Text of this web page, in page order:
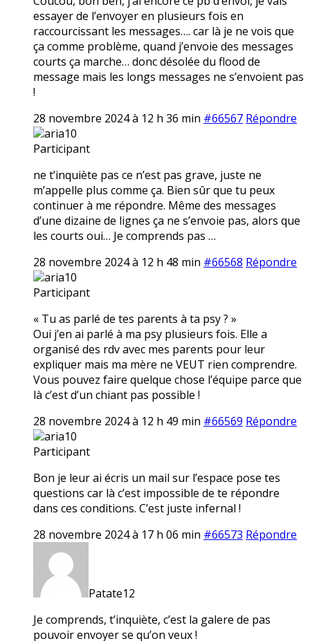
essayer de l’envoyer en plusieurs fois en
raccourcissant les messages…. car là je ne vois que
ça comme problème, quand j’envoie des messages
courts ça marche… donc désolée du flood de
message mais les longs messages ne s’envoient pas
!
28 novembre 2024 à 12 h 36 min #66567 Répondre
aria10
Participant
ne t’inquiète pas ce n’est pas grave, juste ne
m’appelle plus comme ça. Bien sûr que tu peux
continuer à me répondre. Même des messages
d’une dizaine de lignes ça ne s’envoie pas, alors que
les courts oui… Je comprends pas …
28 novembre 2024 à 12 h 48 min #66568 Répondre
aria10
Participant
« Tu as parlé de tes parents à ta psy ? »
Oui j’en ai parlé à ma psy plusieurs fois. Elle a
organisé des rdv avec mes parents pour leur
expliquer mais ma mère ne VEUT rien comprendre.
Vous pouvez faire quelque chose l’équipe parce que
là c’est d’un chiant pas possible !
28 novembre 2024 à 12 h 49 min #66569 Répondre
aria10
Participant
Bon je leur ai écris un mail sur l’espace pose tes
questions car là c’est impossible de te répondre
dans ces conditions. C’est juste infernal !
28 novembre 2024 à 17 h 06 min #66573 Répondre
Patate12
Je comprends, t’inquiète, c’est la galere de pas
pouvoir envoyer se qu’on veux !